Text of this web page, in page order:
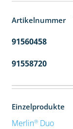
Artikelnummer
91560458
91558720
Einzelprodukte
Merlin®Duo